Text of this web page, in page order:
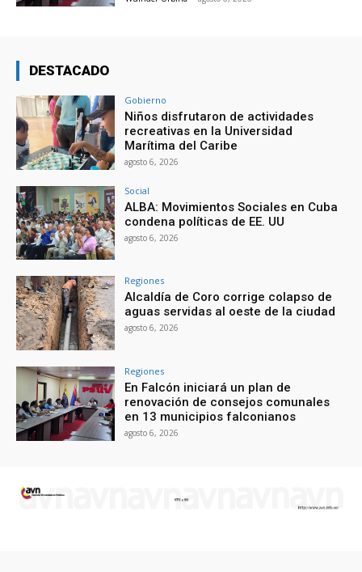
DESTACADO
Gobierno
Niños disfrutaron de actividades
recreativas en la Universidad
Marítima del Caribe
agosto 6, 2026
Social
ALBA: Movimientos Sociales en Cuba
condena políticas de EE. UU
agosto 6, 2026
Regiones
Alcaldía de Coro corrige colapso de
aguas servidas al oeste de la ciudad
agosto 6, 2026
Regiones
En Falcón iniciará un plan de
renovación de consejos comunales
en 13 municipios falconianos
agosto 6, 2026